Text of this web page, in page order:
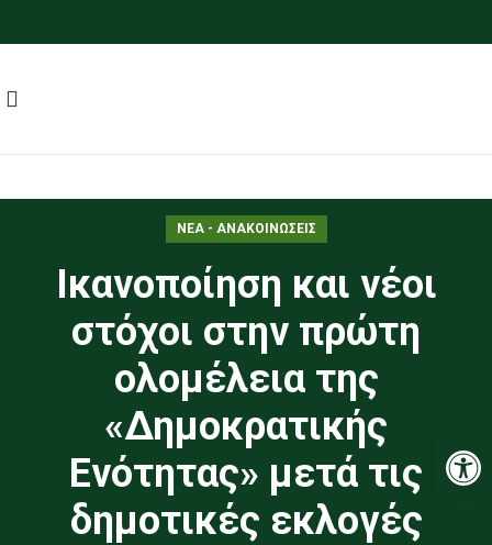
ΝΕΑ - ΑΝΑΚΟΙΝΩΣΕΙΣ
Ικανοποίηση και νέοι
στόχοι στην πρώτη
ολομέλεια της
«Δημοκρατικής
Ενότητας» μετά τις
δημοτικές εκλογές